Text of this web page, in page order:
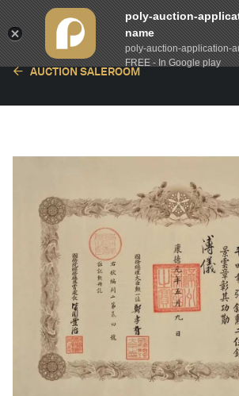
AUCTION SALEROOM
poly-auction-
name
poly-auction-application-
FREE - In Google play